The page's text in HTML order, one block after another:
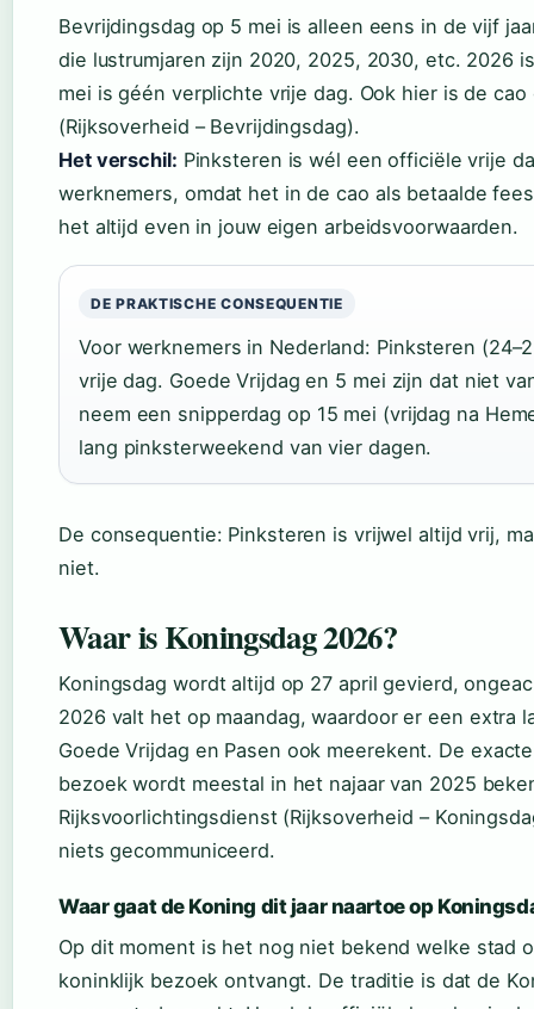
Bevrijdingsdag op 5 mei is alleen eens in de vijf
die lustrumjaren zijn 2020, 2025, 2030, etc. 2026
mei is géén verplichte vrije dag. Ook hier is de
(Rijksoverheid – Bevrijdingsdag).
Het verschil: Pinksteren is wél een officiële vrije
werknemers, omdat het in de cao als betaalde
het altijd even in jouw eigen arbeidsvoorwaarden.
DE PRAKTISCHE CONSEQUENTIE
Voor werknemers in Nederland: Pinksteren
vrije dag. Goede Vrijdag en 5 mei zijn dat niet
neem een snipperdag op 15 mei (vrijdag na
lang pinksterweekend van vier dagen.
De consequentie: Pinksteren is vrijwel altijd vrij,
niet.
Waar is Koningsdag 2026?
Koningsdag wordt altijd op 27 april gevierd,
2026 valt het op maandag, waardoor er een extra
Goede Vrijdag en Pasen ook meerekent. De
bezoek wordt meestal in het najaar van 2025
Rijksvoorlichtingsdienst (Rijksoverheid –
niets gecommuniceerd.
Waar gaat de Koning dit jaar naartoe op
Op dit moment is het nog niet bekend welke stad
koninklijk bezoek ontvangt. De traditie is dat de